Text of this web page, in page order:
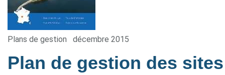
Plans de gestion décembre 2015
Plan de gestion des